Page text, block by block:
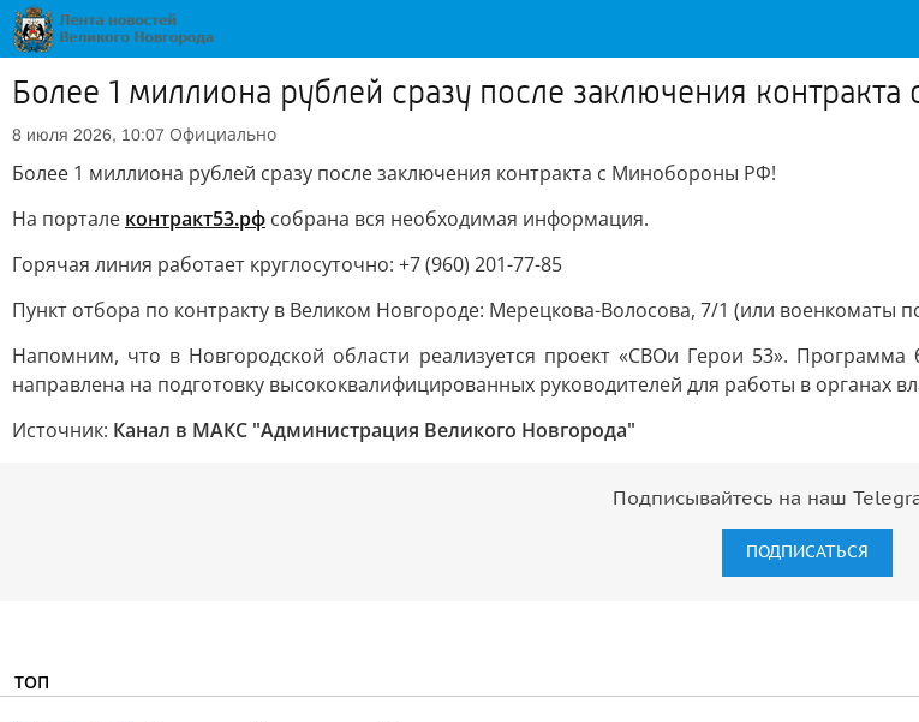
Более 1 миллиона рублей сразу после заключения
8 июля 2026, 10:07 Официально
Более 1 миллиона рублей сразу после заключения контракта с Минобороны РФ!
На портале контракт53.рф собрана вся необходимая информация.
Горячая линия работает круглосуточно: +7 (960) 201-77-85
Пункт отбора по контракту в Великом Новгороде: Мерецкова-Волосова, 7/1 (или военкоматы
Напомним, что в Новгородской области реализуется проект «СВОи Герои 53».
направлена на подготовку высококвалифицированных руководителей для работы в органах
Источник: Канал в МАКС "Администрация Великого Новгорода"
Подписывайтесь на наш
ПОДПИСАТЬСЯ
ТОП